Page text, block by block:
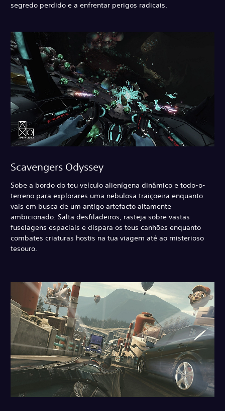
segredo perdido e a enfrentar perigos radicais.
Scavengers Odyssey
Sobe a bordo do teu veículo alienígena dinâmico e todo-o-
terreno para explorares uma nebulosa traiçoeira enquanto
vais em busca de um antigo artefacto altamente
ambicionado. Salta desfiladeiros, rasteja sobre vastas
fuselagens espaciais e dispara os teus canhões enquanto
combates criaturas hostis na tua viagem até ao misterioso
tesouro.